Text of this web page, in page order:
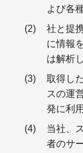
よび各
社と提
に情報
は解析
取得し
スの運
発に利
当社、
者のサ